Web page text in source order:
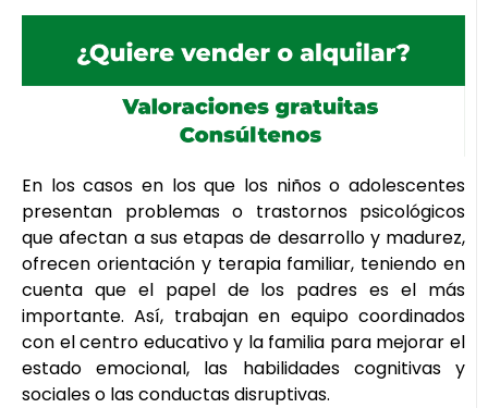
En los casos en los que los niños o adolescentes
presentan problemas o trastornos psicológicos
que afectan a sus etapas de desarrollo y madurez,
ofrecen orientación y terapia familiar, teniendo en
cuenta que el papel de los padres es el más
importante. Así, trabajan en equipo coordinados
con el centro educativo y la familia para mejorar el
estado emocional, las habilidades cognitivas y
sociales o las conductas disruptivas.